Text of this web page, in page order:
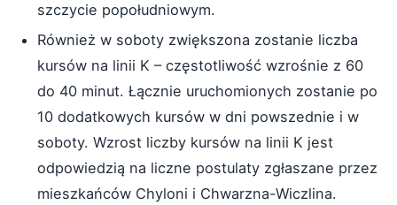
szczycie popołudniowym.
Również w soboty zwiększona zostanie liczba
kursów na linii K – częstotliwość wzrośnie z 60
do 40 minut. Łącznie uruchomionych zostanie po
10 dodatkowych kursów w dni powszednie i w
soboty. Wzrost liczby kursów na linii K jest
odpowiedzią na liczne postulaty zgłaszane przez
mieszkańców Chyloni i Chwarzna-Wiczlina.